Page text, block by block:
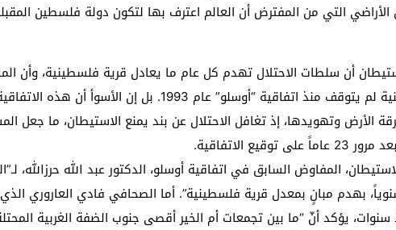
التي من المفترض أن العالم اعترف بها لتكون دولة فلسطين
أن سلطات الاحتلال تهدم كل عام ما يعادل قرية فلسطينية، وأن
وتهويد الأراضي الفلسطينية لم يتوقف منذ اتفاقية “أوسلو” عام 1993. بل إن
الأرض وتهويدها، إذ تغافل الاحتلال عن بند يمنع الاستيطان، ما جعل
الاتفاقية.
المفاوض السابق في اتفاقية أوسلو، الدكتور عبد الله حرزالله،
بهدم مبانٍ بمعدل قرية فلسطينية”. أما الصحافي فادي العاروري
يؤكد أنّ “ما بين تجمعات أم الخير أقصى جنوب الضفة الغربية